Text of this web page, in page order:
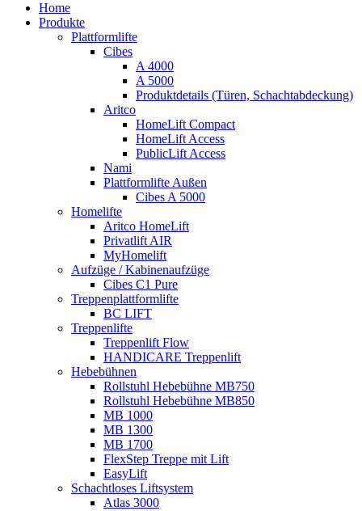
Home
Produkte
Plattformlifte
Cibes
A 4000
A 5000
Produktdetails (Türen, Schachtabdeckung)
Aritco
HomeLift Compact
HomeLift Access
PublicLift Access
Nami
Plattformlifte Außen
Cibes A 5000
Homelifte
Aritco HomeLift
Privatlift AIR
MyHomelift
Aufzüge / Kabinenaufzüge
Cibes C1 Pure
Treppenplattformlifte
BC LIFT
Treppenlifte
Treppenlift Flow
HANDICARE Treppenlift
Hebebühnen
Rollstuhl Hebebühne MB750
Rollstuhl Hebebühne MB850
MB 1000
MB 1300
MB 1700
FlexStep Treppe mit Lift
EasyLift
Schachtloses Liftsystem
Atlas 3000